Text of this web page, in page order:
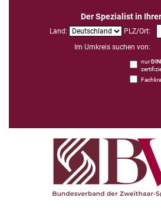
Der Spezialist in
Land:
PLZ/Ort:
Im Umkreis suchen von:
nur